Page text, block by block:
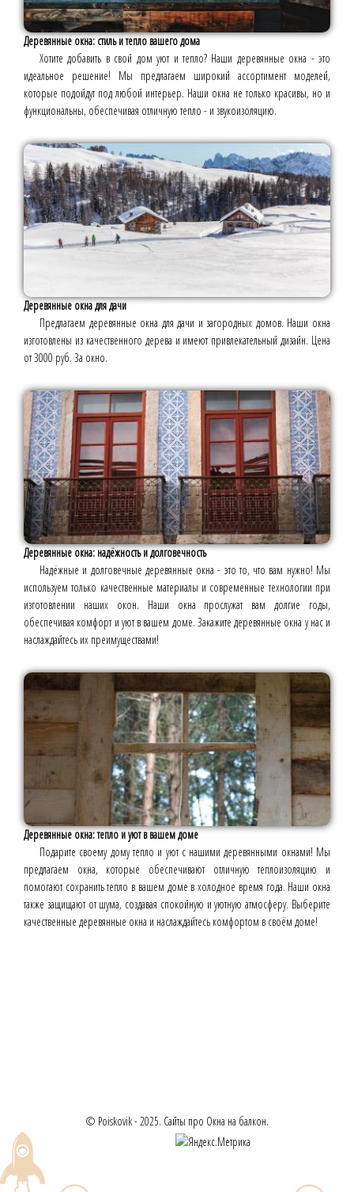
Деревянные окна: стиль и тепло вашего дома
Хотите добавить в свой дом уют и тепло? Наши деревянные окна - это
идеальное решение! Мы предлагаем широкий ассортимент моделей,
которые подойдут под любой интерьер. Наши окна не только красивы, но и
функциональны, обеспечивая отличную тепло - и звукоизоляцию.
Деревянные окна для дачи
Предлагаем деревянные окна для дачи и загородных домов. Наши окна
изготовлены из качественного дерева и имеют привлекательный дизайн. Цена
от 3000 руб. За окно.
Деревянные окна: надёжность и долговечность
Надёжные и долговечные деревянные окна - это то, что вам нужно! Мы
используем только качественные материалы и современные технологии при
изготовлении наших окон. Наши окна прослужат вам долгие годы,
обеспечивая комфорт и уют в вашем доме. Закажите деревянные окна у нас и
наслаждайтесь их преимуществами!
Деревянные окна: тепло и уют в вашем доме
Подарите своему дому тепло и уют с нашими деревянными окнами! Мы
предлагаем окна, которые обеспечивают отличную теплоизоляцию и
помогают сохранить тепло в вашем доме в холодное время года. Наши окна
также защищают от шума, создавая спокойную и уютную атмосферу. Выберите
качественные деревянные окна и наслаждайтесь комфортом в своём доме!
© Poiskovik - 2025. Сайты про Окна на балкон.